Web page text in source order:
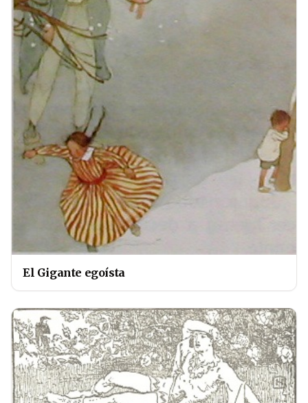
El Gigante egoísta